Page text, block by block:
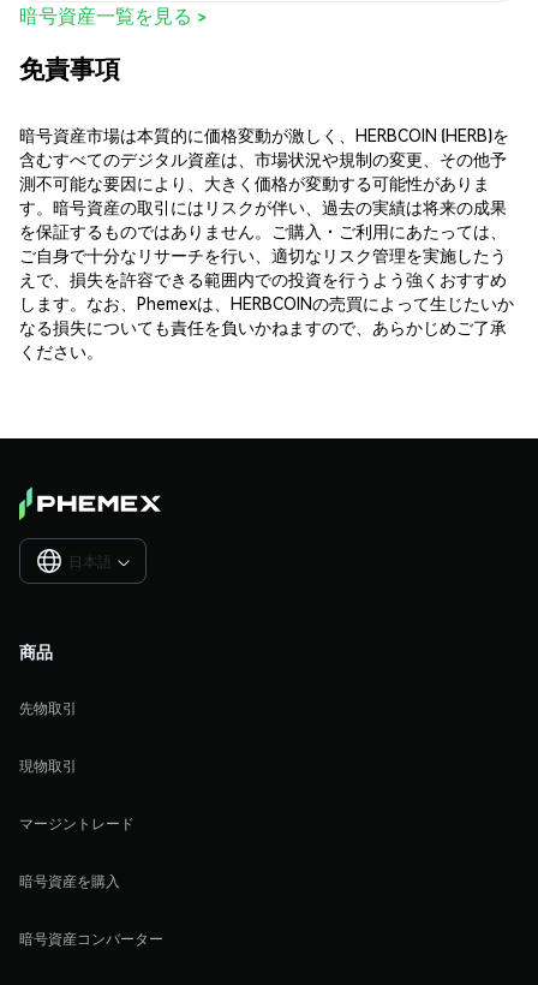
暗号資産一覧を見る >
免責事項
暗号資産市場は本質的に価格変動が激しく、HERBCOIN (HERB)を
含むすべてのデジタル資産は、市場状況や規制の変更、その他予
測不可能な要因により、大きく価格が変動する可能性がありま
す。暗号資産の取引にはリスクが伴い、過去の実績は将来の成果
を保証するものではありません。ご購入・ご利用にあたっては、
ご自身で十分なリサーチを行い、適切なリスク管理を実施したう
えで、損失を許容できる範囲内での投資を行うよう強くおすすめ
します。なお、Phemexは、HERBCOINの売買によって生じたいか
なる損失についても責任を負いかねますので、あらかじめご了承
ください。
日本語 
商品
先物取引
現物取引
マージントレード
暗号資産を購入
暗号資産コンバーター